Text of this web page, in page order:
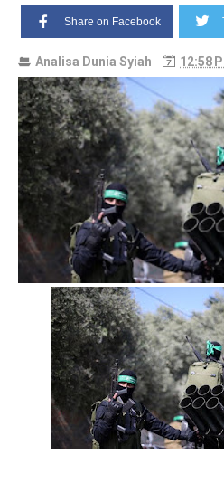
Share on Facebook
Analisa Dunia Syiah 12:58